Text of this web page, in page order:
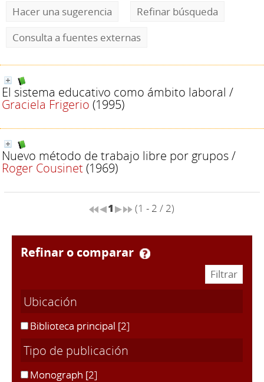
Hacer una sugerencia
Refinar búsqueda
Consulta a fuentes externas
El sistema educativo como ámbito laboral /
Graciela Frigerio (1995)
Nuevo método de trabajo libre por grupos/
Roger Cousinet(1969)
1 (1 - 2 / 2)
refinar o comparar
Ubicación
Biblioteca principal [2]
Tipo de publicación
Monograph [2]